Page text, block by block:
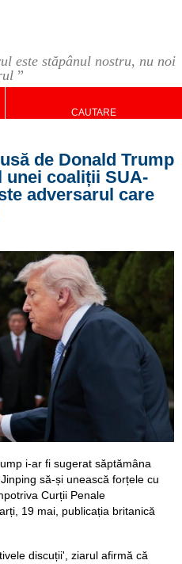
este stăpânul nostru, nu noi
”
CAUTARE
de Donald Trump
unei coaliții SUA-
adversarul care
i-ar fi sugerat săptămâna
să-și unească forțele cu
Curții Penale
19 mai, publicația britanică
discuții', ziarul afirmă că